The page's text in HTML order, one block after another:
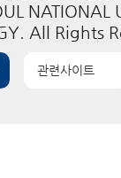
NATIONAL
All Rights
관련사이트